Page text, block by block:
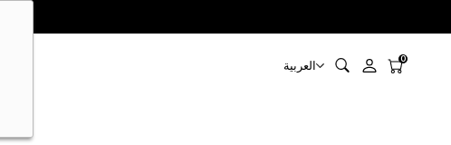
العربية 0